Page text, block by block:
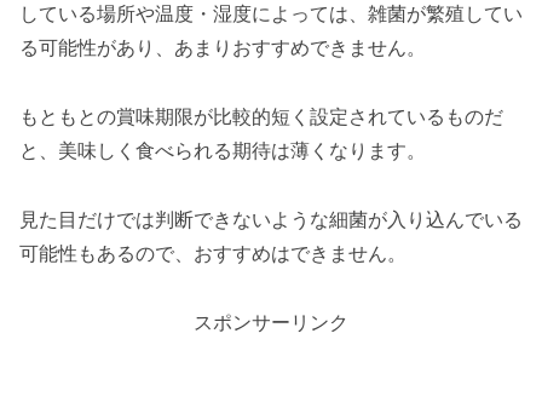
している場所や温度・湿度によっては、雑菌が繁殖してい
る可能性があり、あまりおすすめできません。
もともとの賞味期限が比較的短く設定されているものだ
と、美味しく食べられる期待は薄くなります。
見た目だけでは判断できないような細菌が入り込んでいる
可能性もあるので、おすすめはできません。
スポンサーリンク